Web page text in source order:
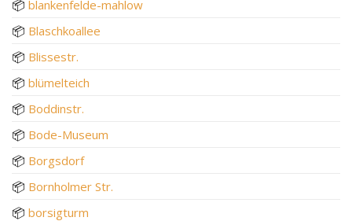
📦 blankenfelde-mahlow
📦 Blaschkoallee
📦 Blissestr.
📦 blümelteich
📦 Boddinstr.
📦 Bode-Museum
📦 Borgsdorf
📦 Bornholmer Str.
📦 borsigturm